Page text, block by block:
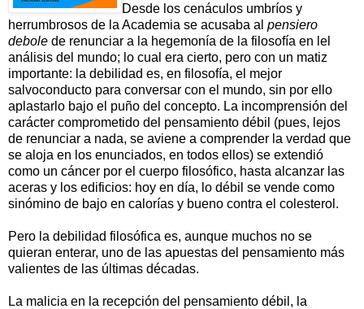
Desde los cenáculos umbríos y
herrumbrosos de la Academia se acusaba al pensiero
debole de renunciar a la hegemonía de la filosofía en lel
análisis del mundo; lo cual era cierto, pero con un matiz
importante: la debilidad es, en filosofía, el mejor
salvoconducto para conversar con el mundo, sin por ello
aplas­tarlo bajo el puño del concepto. La incomprensión del
carácter comprometido del pensamiento débil (pues, lejos
de renunciar a nada, se aviene a comprender la verdad que
se aloja en los enunciados, en todos ellos) se extendió
como un cáncer por el cuerpo filosófico, hasta alcanzar las
aceras y los edificios: hoy en día, lo débil se vende como
sinómino de bajo en calorías y bueno contra el colesterol.
Pero la debilidad filosófica es, aunque muchos no se
quieran enterar, uno de las apuestas del pensamiento más
valientes de las últimas décadas.
La malicia en la recepción del pensamiento débil, la